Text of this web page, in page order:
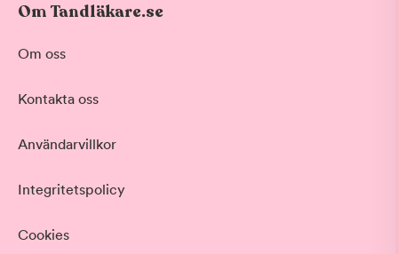
Om Tandläkare.se
Om oss
Kontakta oss
Användarvillkor
Integritetspolicy
Cookies